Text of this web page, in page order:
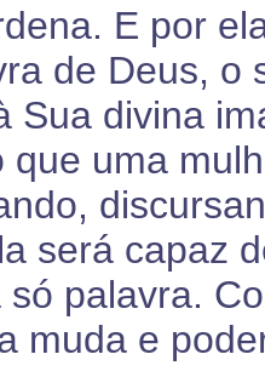
E por
de Deus, o
Sua divina
que uma
será capaz
só palavra.
muda e